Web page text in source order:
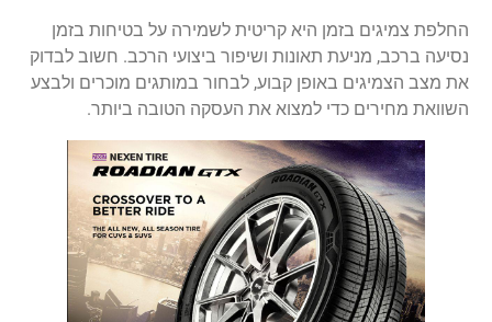
החלפת צמיגים בזמן היא קריטית לשמירה על בטיחות בזמן
נסיעה ברכב, מניעת תאונות ושיפור ביצועי הרכב. חשוב לבדוק
את מצב הצמיגים באופן קבוע, לבחור במותגים מוכרים ולבצע
השוואת מחירים כדי למצוא את העסקה הטובה ביותר.